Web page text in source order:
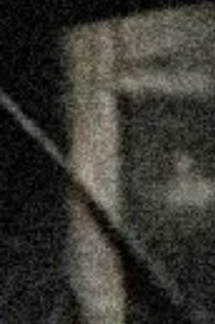
お
業